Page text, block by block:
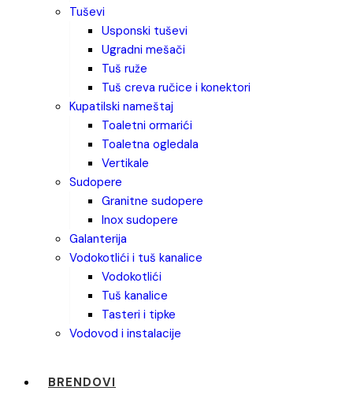
tuševi
usponski tuševi
ugradni mešači
tuš ruže
tuš creva ručice i konektori
kupatilski nameštaj
toaletni ormarići
toaletna ogledala
vertikale
sudopere
granitne sudopere
inox sudopere
galanterija
vodokotlići i tuš kanalice
vodokotlići
tuš kanalice
tasteri i tipke
vodovod i instalacije
BRENDOVI